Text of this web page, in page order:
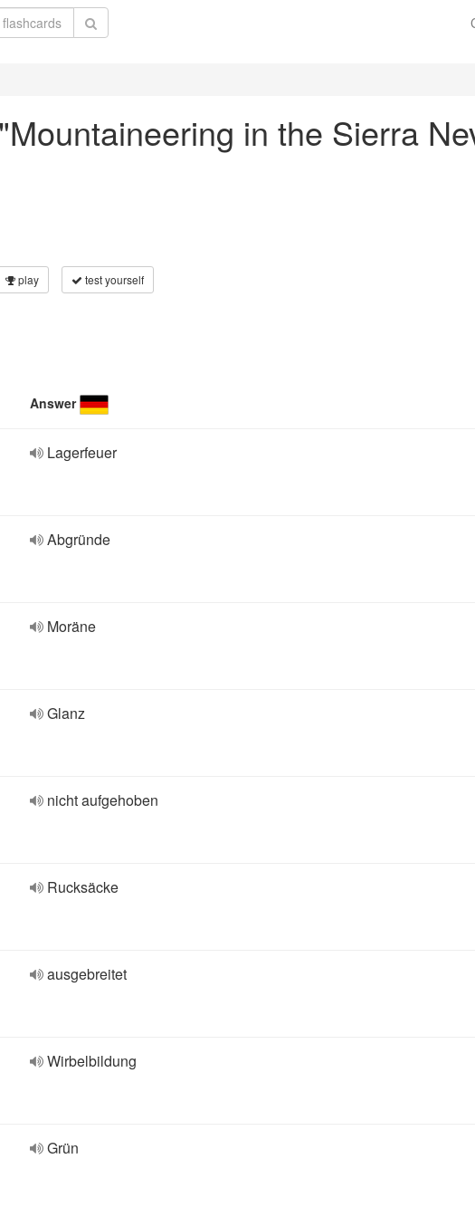
in the Sierra
play test yourself
Answer
Lagerfeuer
Abgründe
Moräne
Glanz
nicht aufgehoben
Rucksäcke
ausgebreitet
Wirbelbildung
Grün